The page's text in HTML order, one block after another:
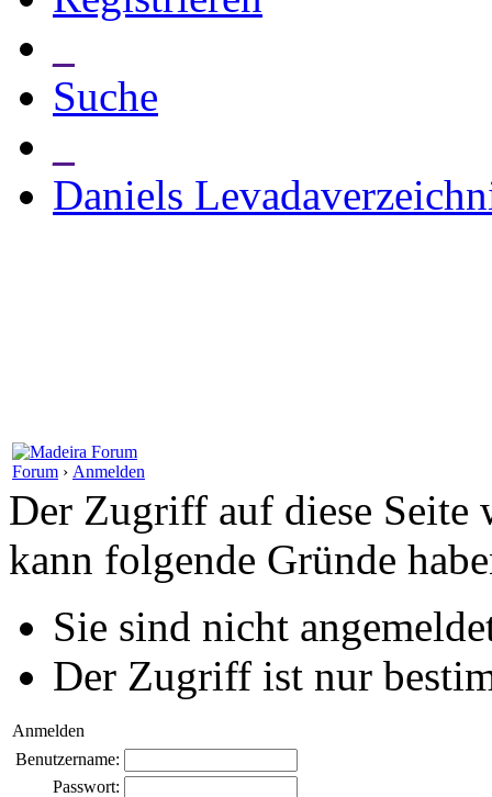
Suche
Daniels
Forum › Anmelden
Der Zugriff auf diese Seite
kann folgende Gründe
Sie sind nicht
Der Zugriff ist nur
Anmelden
Benutzername:
Passwort: